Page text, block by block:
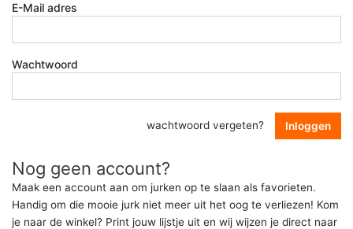
E-Mail adres
Wachtwoord
wachtwoord vergeten? Inloggen
Nog geen account?
Maak een account aan om jurken op te slaan als favorieten.
Handig om die mooie jurk niet meer uit het oog te verliezen! Kom
je naar de winkel? Print jouw lijstje uit en wij wijzen je direct naar